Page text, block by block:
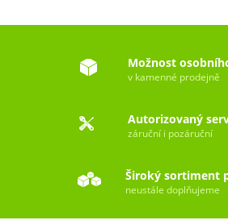
Možnost
v kamenné prodejně
Autorizovaný
záruční i pozáruční
Široký sortiment
neustále doplňujeme